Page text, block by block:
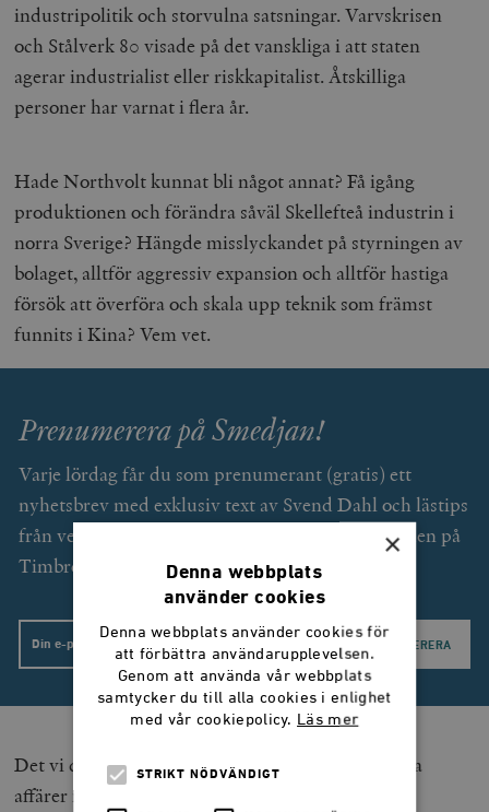
industripolitik och storvulna satsningar. Varvskrisen
och Stålverk 80 visade på det vanskliga i att staten
agerar industrialist eller riskkapitalist. Åtskilliga
personer har varnat i flera år.
Hade Northvolt kunnat bli något annat? Få igång
produktionen och förändra såväl Skellefteå industrin i
norra Sverige? Hängde misslyckandet på styrningen av
bolaget, alltför aggressiv expansion och alltför hastiga
försök att överföra och skala upp teknik som främst
funnits i Kina? Vem vet.
Prenumerera på Smedjan!
Varje lördag får du som prenumerant (gratis) ett
nyhetsbrev med exklusiv text av Svend Dahl och lästips
från veckan som gått. Dessutom unika erbjudanden på
Timbro förlags utgivning.
Email
Det vi däremot vet är att offentliga medel i privata
affärer innebär faror. När vinster privatiseras och
×
Denna webbplats
använder cookies
Denna webbplats använder cookies för
att förbättra användarupplevelsen.
Genom att använda vår webbplats
samtycker du till alla cookies i enlighet
med vår cookiepolicy. Läs mer
STRIKT NÖDVÄNDIGT